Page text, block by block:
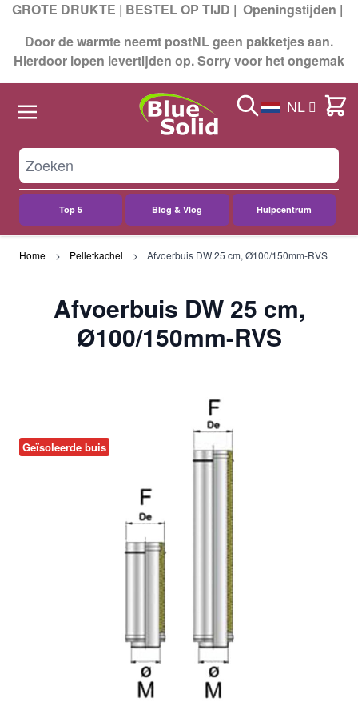
GROTE DRUKTE | BESTEL OP TIJD | Openingstijden |
Door de warmte neemt postNL geen pakketjes aan.
Hierdoor lopen levertijden op. Sorry voor het ongemak
Top 5 Blog & Vlog Hulpcentrum
Search NL Cart
Home Pelletkachel Afvoerbuis DW 25 cm, Ø100/150mm-RVS
Afvoerbuis DW 25 cm,
Ø100/150mm-RVS
Geïsoleerde buis